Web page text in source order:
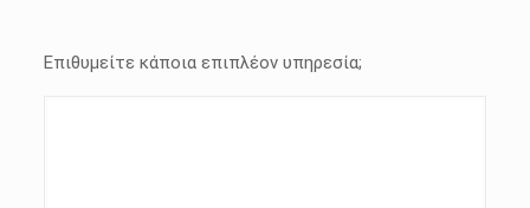
Επιθυμείτε κάποια επιπλέον υπηρεσία;